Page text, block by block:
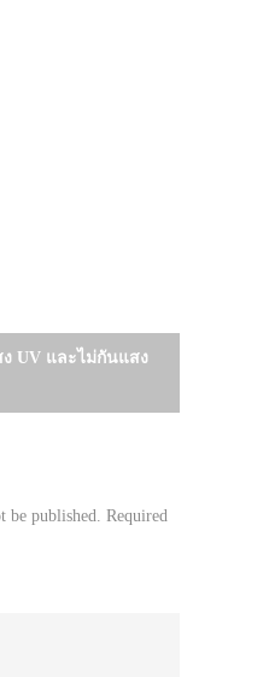
UV และไม่กันแสง
be published. Required